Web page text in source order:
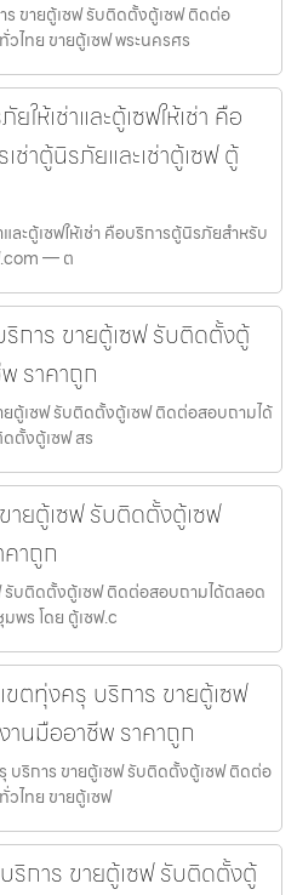
ร ขายตู้เซฟ รับติดตั้งตู้เซฟ ติดต่อ
ไทย ขายตู้เซฟ พระนครศร
ให้เช่าและตู้เซฟให้เช่า คือ
าตู้นิรภัยและเช่าตู้เซฟ ตู้
และตู้เซฟให้เช่า คือบริการตู้นิรภัยสำหรับ
.com — ต
การ ขายตู้เซฟ รับติดตั้งตู้
ราคาถูก
ตู้เซฟ รับติดตั้งตู้เซฟ ติดต่อสอบถามได้
ตั้งตู้เซฟ สร
ายตู้เซฟ รับติดตั้งตู้เซฟ
าถูก
รับติดตั้งตู้เซฟ ติดต่อสอบถามได้ตลอด
พร โดย ตู้เซฟ.c
ขตทุ่งครุ บริการ ขายตู้เซฟ
นมืออาชีพ ราคาถูก
บริการ ขายตู้เซฟ รับติดตั้งตู้เซฟ ติดต่อ
ไทย ขายตู้เซฟ
ริการ ขายตู้เซฟ รับติดตั้งตู้